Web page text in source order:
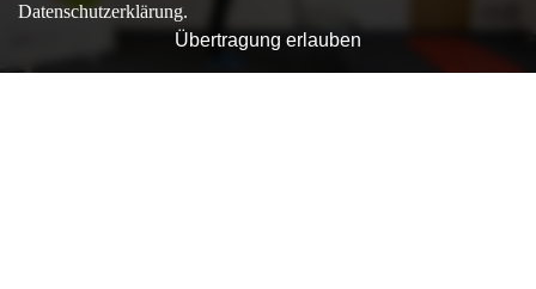
Datenschutzerklärung.
Übertragung erlauben